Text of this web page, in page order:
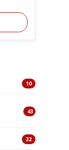
10
43
32